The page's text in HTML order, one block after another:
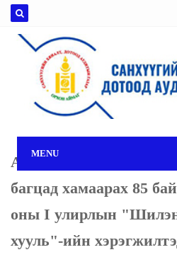
MENU
Аймгийн Засаг даргын
багцад хамаарах 85
оны I улирлын
хууль"-ийн